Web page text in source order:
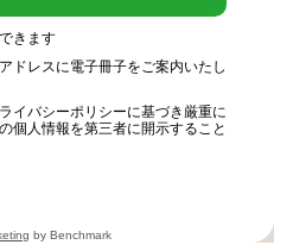
きます
ドレスに電子冊子をご案内いたし
イバシーポリシーに基づき厳重に
個人情報を第三者に開示すること
by Benchmark